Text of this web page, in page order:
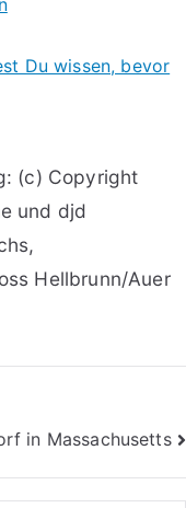
Du wissen, bevor
(c) Copyright
und djd
Hellbrunn/Auer
in Massachusetts